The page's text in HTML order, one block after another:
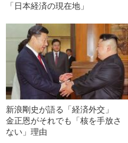
「日本経済の現在地」
新浪剛史が語る「経済外交」
金正恩がそれでも「核を手放さ
ない」理由